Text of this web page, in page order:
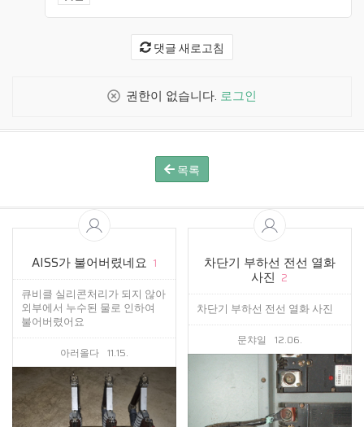
댓글 새로고침
권한이 없습니다. 로그인
목록
AISS가 불어버렸네요 1
큐비클 실리콘처리가 되지 않아
외부에서 누수된 물로 인하여
불어버렸어요
아러올다 11.15.
차단기 부하선 전선 열화
사진 2
차단기 부하선 전선 열화 사진
문챠일 12.06.